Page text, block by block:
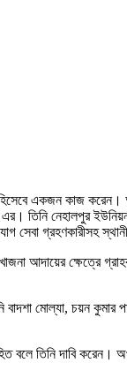
একজন কাজ
তিনি নেহালপুর
সেবা গ্রহণকারীসহ
আদায়ের ক্ষেত্রে
মোল্যা, চয়ন
তিনি দাবি করেন।